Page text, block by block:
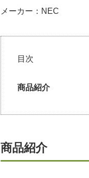
メーカー：NEC
目次
商品紹介
商品紹介